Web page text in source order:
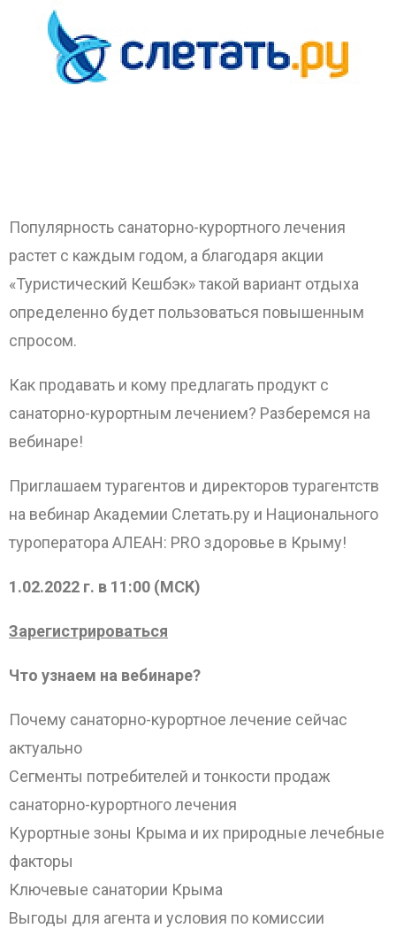
Популярность санаторно-курортного лечения
растет с каждым годом, а благодаря акции
«Туристический Кешбэк» такой вариант отдыха
определенно будет пользоваться повышенным
спросом.
Как продавать и кому предлагать продукт с
санаторно-курортным лечением? Разберемся на
вебинаре!
Приглашаем турагентов и директоров турагентств
на вебинар Академии Слетать.ру и Национального
туроператора АЛЕАН: PRO здоровье в Крыму!
1.02.2022 г. в 11:00 (МСК)
Зарегистрироваться
Что узнаем на вебинаре?
Почему санаторно-курортное лечение сейчас
актуально
Сегменты потребителей и тонкости продаж
санаторно-курортного лечения
Курортные зоны Крыма и их природные лечебные
факторы
Ключевые санатории Крыма
Выгоды для агента и условия по комиссии